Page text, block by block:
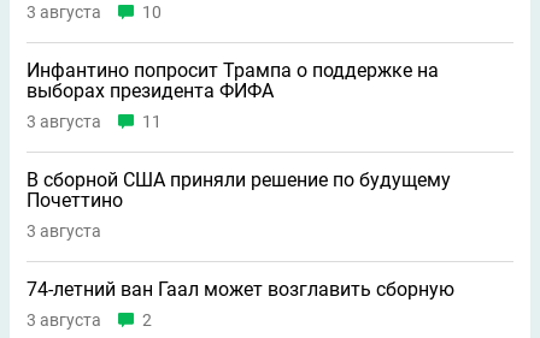
3 августа 10
Инфантино попросит Трампа о поддержке на
выборах президента ФИФА
3 августа 11
В сборной США приняли решение по будущему
Почеттино
3 августа
74-летний ван Гаал может возглавить сборную
3 августа 2